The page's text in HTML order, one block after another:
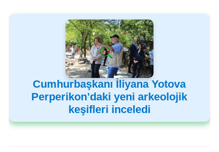
Cumhurbaşkanı İliyana Yotova
Perperikon’daki yeni arkeolojik
keşifleri inceledi